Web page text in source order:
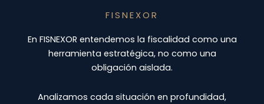
FISNEXOR
En FISNEXOR entendemos la fiscalidad como una
herramienta estratégica, no como una
obligación aislada.
Analizamos cada situación en profundidad,